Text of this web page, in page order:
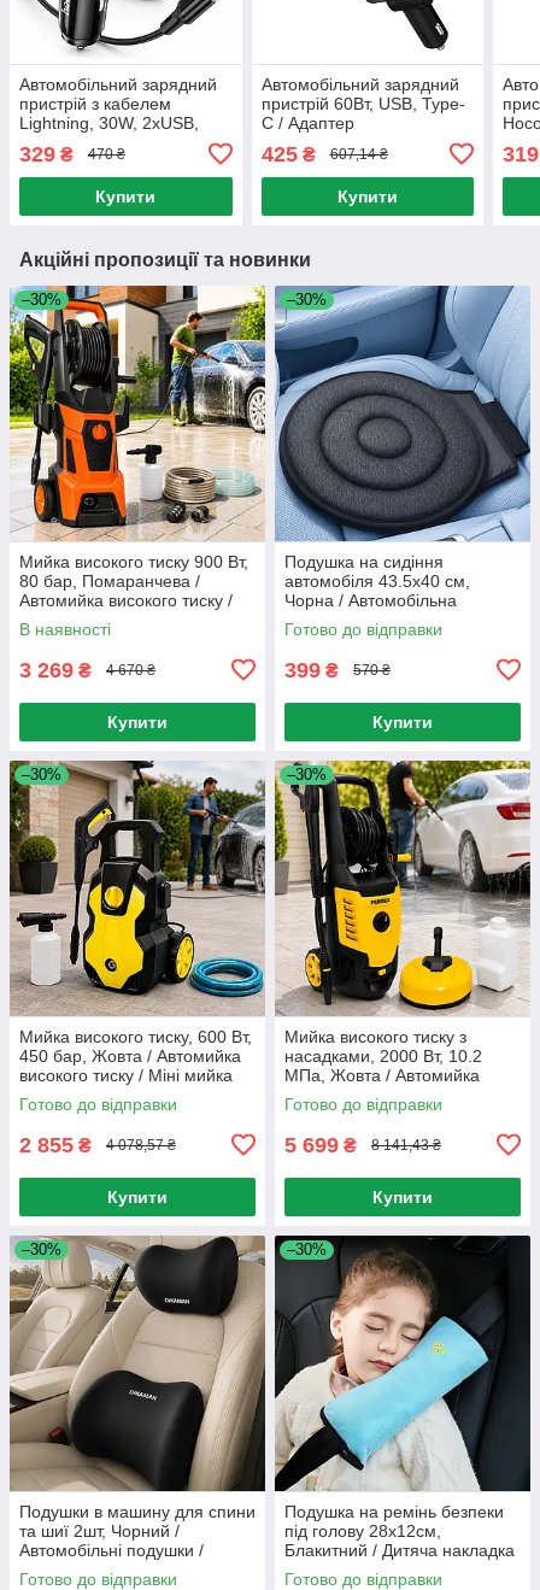
Автомобільний зарядний
пристрій з кабелем
Lightning, 30W, 2хUSB,
Чорний / Зарядка від
прикурювача
329 ₴ 470 ₴
Купити
Автомобільний зарядний
пристрій 60Вт, USB, Type-
C / Адаптер
Автомобільна зарядка від
прикурювача
425₴ 607,14 ₴
Купити
319
Акційні пропозиції та новинки
–30%
Мийка високого тиску 900 Вт,
80 бар, Помаранчева /
Автомийка високого тиску /
Міні мийка / Мийка для
машини
В наявності
3 269 ₴ 4 670 ₴
Купити
–30%
Подушка на сидіння
автомобіля 43.5х40 см,
Чорна / Автомобільна
подушка на сидіння /
Обертова подушка для авто
Готово до відправки
399 ₴ 570 ₴
Купити
–30%
Мийка високого тиску, 600 Вт,
450 бар, Жовта / Автомийка
високого тиску / Міні мийка
для машини
Готово до відправки
2 855 ₴ 4 078,57 ₴
Купити
–30%
Мийка високого тиску з
насадками, 2000 Вт, 10.2
МПа, Жовта / Автомийка
високого тиску / Мийка для
машини / Міні мийка
Готово до відправки
5 699 ₴ 8 141,43 ₴
Купити
–30%
Подушки в машину для спини
та шиї 2шт, Чорний /
Автомобільні подушки /
Ортопедичні подушки в авто
Готово до відправки
–30%
Подушка на ремінь безпеки
під голову 28х12см,
Блакитний / Дитяча накладка
на ремінь / Подушка адаптер
Готово до відправки